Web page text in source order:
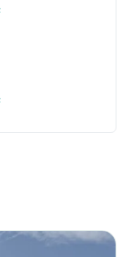
с
что создаст